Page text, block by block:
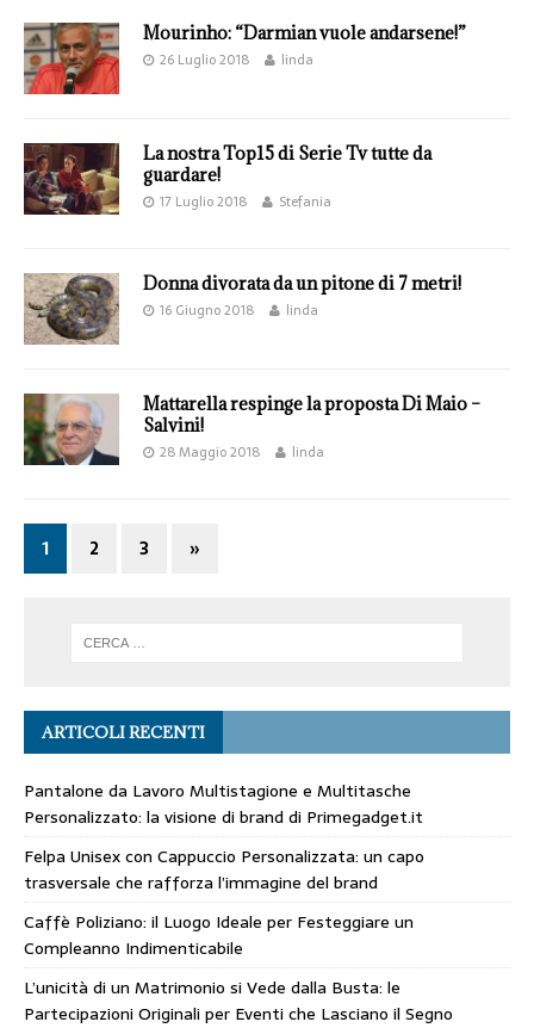
Mourinho: “Darmian vuole andarsene!”
26 Luglio 2018 linda
La nostra Top15 di Serie Tv tutte da
guardare!
17 Luglio 2018 Stefania
Donna divorata da un pitone di 7 metri!
16 Giugno 2018 linda
Mattarella respinge la proposta Di Maio –
Salvini!
28 Maggio 2018 linda
1 2 3 »
ARTICOLI RECENTI
Pantalone da Lavoro Multistagione e Multitasche
Personalizzato: la visione di brand di Primegadget.it
Felpa Unisex con Cappuccio Personalizzata: un capo
trasversale che rafforza l’immagine del brand
Caffè Poliziano: il Luogo Ideale per Festeggiare un
Compleanno Indimenticabile
L’unicità di un Matrimonio si Vede dalla Busta: le
Partecipazioni Originali per Eventi che Lasciano il Segno